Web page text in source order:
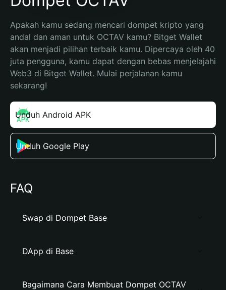
Apakah kamu sedang mencari dompet kripto yang
andal dan aman untuk OCTAV kamu? Bitget Wallet
akan menjadi pilihan terbaik kamu. Dipercaya oleh 40
juta pengguna, kamu dapat dengan bebas menjelajahi
Web3 di Bitget Wallet. Mulai perjalanan kamu
sekarang!
Unduh Android APK
Unduh Google Play
FAQ
Swap di Dompet Base
DApp di Base
Bagaimana Cara Membuat Dompet OCTAV